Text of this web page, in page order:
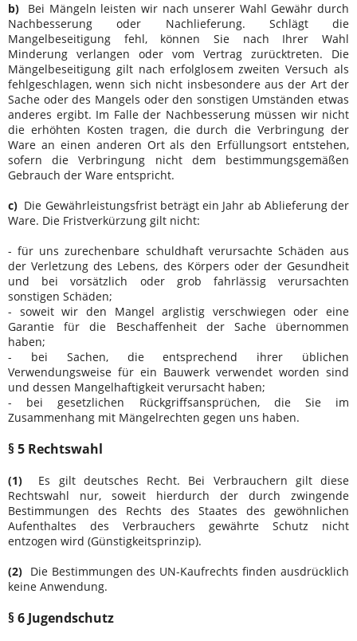
b) Bei Mängeln leisten wir nach unserer Wahl Gewähr durch
Nachbesserung oder Nachlieferung. Schlägt die
Mangelbeseitigung fehl, können Sie nach Ihrer Wahl
Minderung verlangen oder vom Vertrag zurücktreten. Die
Mängelbeseitigung gilt nach erfolglosem zweiten Versuch als
fehlgeschlagen, wenn sich nicht insbesondere aus der Art der
Sache oder des Mangels oder den sonstigen Umständen etwas
anderes ergibt. Im Falle der Nachbesserung müssen wir nicht
die erhöhten Kosten tragen, die durch die Verbringung der
Ware an einen anderen Ort als den Erfüllungsort entstehen,
sofern die Verbringung nicht dem bestimmungsgemäßen
Gebrauch der Ware entspricht.
c) Die Gewährleistungsfrist beträgt ein Jahr ab Ablieferung der
Ware. Die Fristverkürzung gilt nicht:
- für uns zurechenbare schuldhaft verursachte Schäden aus
der Verletzung des Lebens, des Körpers oder der Gesundheit
und bei vorsätzlich oder grob fahrlässig verursachten
sonstigen Schäden;
- soweit wir den Mangel arglistig verschwiegen oder eine
Garantie für die Beschaffenheit der Sache übernommen
haben;
- bei Sachen, die entsprechend ihrer üblichen
Verwendungsweise für ein Bauwerk verwendet worden sind
und dessen Mangelhaftigkeit verursacht haben;
- bei gesetzlichen Rückgriffsansprüchen, die Sie im
Zusammenhang mit Mängelrechten gegen uns haben.
§ 5 Rechtswahl
(1)
Es gilt deutsches Recht. Bei Verbrauchern gilt diese
Rechtswahl nur, soweit hierdurch der durch zwingende
Bestimmungen des Rechts des Staates des gewöhnlichen
Aufenthaltes des Verbrauchers gewährte Schutz nicht
entzogen wird (Günstigkeitsprinzip).
(2) Die Bestimmungen des UN-Kaufrechts finden ausdrücklich
keine Anwendung.
§ 6 Jugendschutz